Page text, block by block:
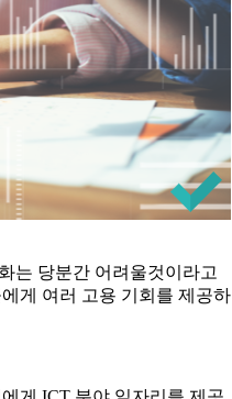
는 당분간 어려울것이라고
게 여러 고용 기회를 제공하